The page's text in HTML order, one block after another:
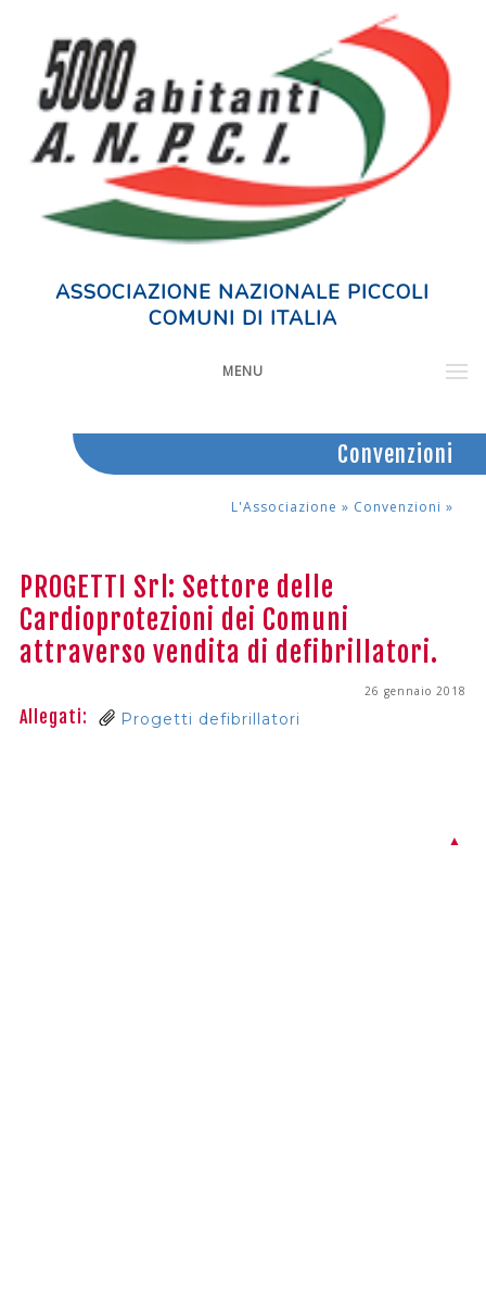
ASSOCIAZIONE NAZIONALE PICCOLI
COMUNI DI ITALIA
MENU
Convenzioni
L'Associazione » Convenzioni »
PROGETTI Srl: Settore delle
Cardioprotezioni dei Comuni
attraverso vendita di defibrillatori.
26 gennaio 2018
Allegati: Progetti defibrillatori
▲